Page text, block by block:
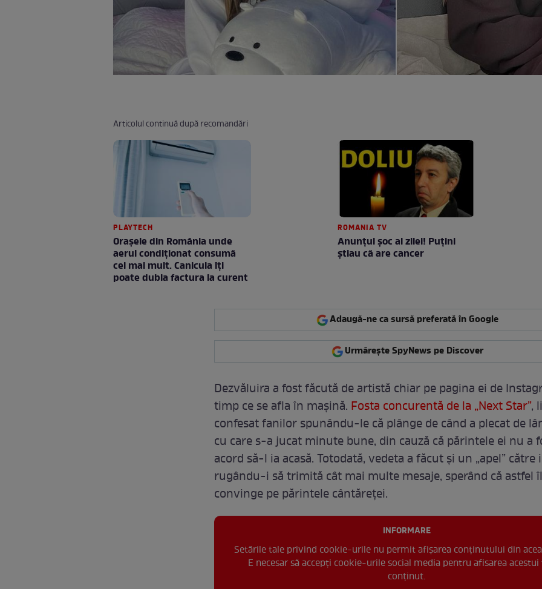
Articolul continuă după recomandări
PLAYTECH
Orașele din România unde
aerul condiționat consumă
cel mai mult. Canicula îți
poate dubla factura la curent
ROMANIA TV
Anunţul şoc al zilei! Puţini
ştiau că are cancer
Adaugă-ne ca sursă preferată în Google
Urmărește SpyNews pe Discover
Dezvăluira a fost făcută de artistă chiar pe pagina ei de
timp ce se afla în mașină. Fosta concurentă de la „Next Star”,
confesat fanilor spunându-le că plânge de când a plecat de
cu care s-a jucat minute bune, din cauză că părintele ei nu a
acord să-l ia acasă. Totodată, vedeta a făcut și un „apel”
rugându-i să trimită cât mai multe mesaje, sperând că astfel
convinge pe părintele cântăreței.
INFORMARE
Setările tale privind cookie-urile nu permit afișarea conținutului din
E necesar să accepți cookie-urile social media pentru afisarea
conținut.